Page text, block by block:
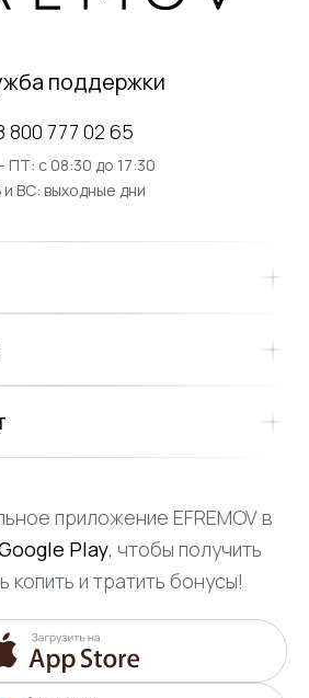
поддержки
800 777 02 65
ПТ: с 08:30 до 17:30
и ВС: выходные дни
приложение EFREMOV в
Play, чтобы получить
копить и тратить бонусы!